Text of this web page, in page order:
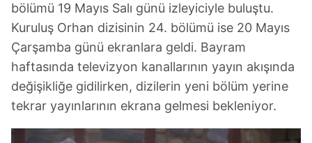
bölümü 19 Mayıs Salı günü izleyiciyle buluştu.
Kuruluş Orhan dizisinin 24. bölümü ise 20 Mayıs
Çarşamba günü ekranlara geldi. Bayram
haftasında televizyon kanallarının yayın akışında
değişikliğe gidilirken, dizilerin yeni bölüm yerine
tekrar yayınlarının ekrana gelmesi bekleniyor.